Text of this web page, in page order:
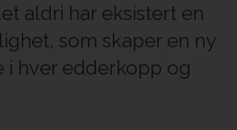
aldri har eksistert en
som skaper en ny
i hver edderkopp og